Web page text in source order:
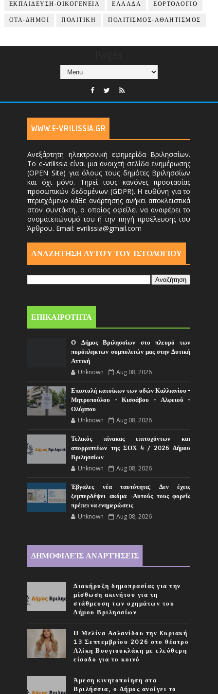
ΕΚΠΑΙΔΕΥΣΗ-ΟΙΚΟΓΕΝΕΙΑ ΕΛΛΑΔΑ ΕΟΡΤΟΛΟΓΙΟ
ΟΤΑ-ΔΗΜΟΙ ΠΟΛΙΤΙΚΗ ΠΟΛΙΤΙΣΜΟΣ-ΑΘΛΗΤΙΣΜΟΣ
WWW.E-VRILISSIA.GR
Ανεξάρτητη ηλεκτρονική εφημερίδα Βριλησσίων.
Το e-vrilissia είναι μια ανοιχτή σελίδα ενημέρωσης
(OPEN Site) για όλους τους δημότες Βριλησσίων
και όχι μόνο. Τηρεί τους κανόνες προστασίας
προσωπικών δεδομένων (GDPR). Η ευθύνη για το
περιεχόμενο κάθε ανάρτησης ανήκει αποκλειστικά
στον συντάκτη, ο οποίος οφείλει να αναφέρει το
ονοματεπώνυμό του ή την πηγή προέλευσης του
Άρθρου. Email: evrilissia@gmail.com
ΑΝΑΖΗΤΗΣΗ ΑΥΤΟΎ ΤΟΥ ΙΣΤΟΛΟΓΙΟΥ
ΕΠΙΚΑΙΡΟΤΗΤΑ
Ο Δήμος Βριλησσίων στο πλευρό των
πυρόπληκτων συμπολιτών μας στην Δυτική
Αττική
Unknown Aug 08, 2026
Επιστολή κατοίκων των οδών Καλλιανίου -
Μητροπούλου - Κισσάβου - Αλφειού -
Ολύμπου
Unknown Aug 08, 2026
Τελικός πίνακας επιτυχόντων και
απορριπτέων της ΣΟΧ 4 / 2026 Δήμου
Βριλησσίων
Unknown Aug 08, 2026
Έβγαλες νέα ταυτότητα; Δεν έχεις
ξεμπερδέψει ακόμα -Αυτούς τους φορείς
πρέπει να ενημερώσεις
Unknown Aug 08, 2026
ΔΗΜΟΦΙΛΕΊΣ ΑΝΑΡΤΉΣΕΙΣ
Διακήρυξη δημοπρασίας για την
μίσθωση ακινήτου για τη
στάθμευση των οχημάτων του
Δήμου Βριλησσίων
Η Μελίνα Ασλανίδου την Kυριακή
13 Σεπτεμβρίου 2026 στο θέατρο
Αλίκη Βουγιουκλάκη με ελεύθερη
είσοδο για το κοινό
Άμεση κινητοποίηση στα
Βριλήσσια, ο Δήμος ανοίγει το